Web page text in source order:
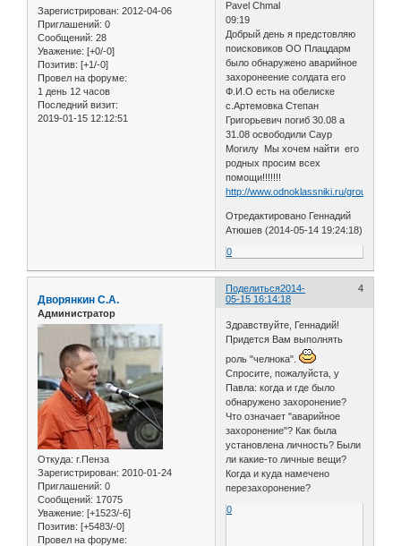
Зарегистрирован: 2012-04-06
Приглашений: 0
Сообщений: 28
Уважение: [+0/-0]
Позитив: [+1/-0]
Провел на форуме:
1 день 12 часов
Последний визит:
2019-01-15 12:12:51
Pavel Chmal
09:19
Добрый день я предстовляю
поисковиков ОО Плацдарм
было обнаружено аварийное
захоронеение солдата его
Ф.И.О есть на обелиске
с.Артемовка Степан
Григорьевич погиб 30.08 а
31.08 освободили Саур
Могилу Мы хочем найти его
родных просим всех
помощи!!!!!!!
http://www.odnoklassniki.ru/group/
Отредактировано Геннадий
Атюшев (2014-05-14 19:24:18)
0
Поделиться 4
2014-
05-15 16:14:18
Дворянкин С.А.
Администратор
Откуда: г.Пенза
Зарегистрирован: 2010-01-24
Приглашений: 0
Сообщений: 17075
Уважение: [+1523/-6]
Позитив: [+5483/-0]
Провел на форуме:
Здравствуйте, Геннадий!
Придется Вам выполнять
роль "челнока".
Спросите, пожалуйста, у
Павла: когда и где было
обнаружено захоронение?
Что означает "аварийное
захоронение"? Как была
установлена личность? Были
ли какие-то личные вещи?
Когда и куда намечено
перезахоронение?
0